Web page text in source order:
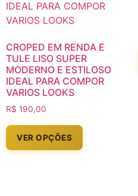
CROPED EM RENDA E
TULE LISO SUPER
MODERNO E ESTILOSO
IDEAL PARA COMPOR
VARIOS LOOKS
R$ 190,00
VER OPÇÕES